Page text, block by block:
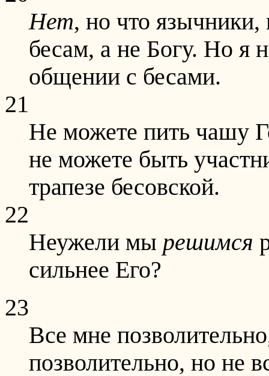
Нет, но что
бесам, а не Богу. Но я
общении с бесами.
21
Не можете пить чашу
не можете быть
трапезе бесовской.
22
Неужели мы решимся
сильнее Его?
23
Все мне
позволительно, но не